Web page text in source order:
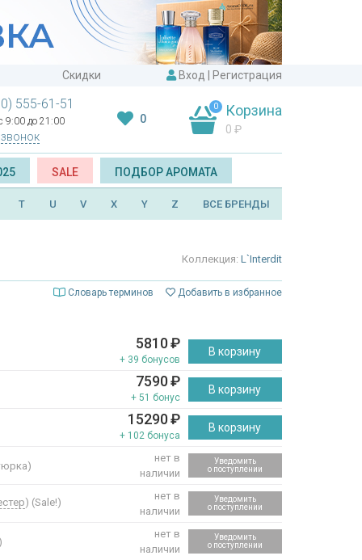
Скидки Вход Регистрация
555-61-51
9:00 до 21:00 0
0 Корзина
0 ₽
SALE ПОДБОР АРОМАТА
T U V X Y Z ВСЕ БРЕНДЫ
Коллекция: L`Interdit
Словарь терминов Добавить в избранное
5810₽
+ 39 бонусов
В корзину
7590₽
+ 51 бонус
В корзину
15290₽
+ 102 бонуса
В корзину
нет в
наличии
Уведомить
о поступлении
) (Sale!)
нет в
наличии
Уведомить
о поступлении
нет в
наличии
Уведомить
о поступлении